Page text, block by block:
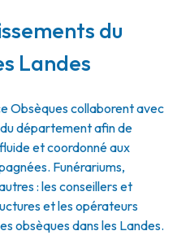
du
Landes
Obsèques collaborent avec
département afin de
et coordonné aux
Funérariums,
: les conseillers et
et les opérateurs
obsèques dans les Landes.